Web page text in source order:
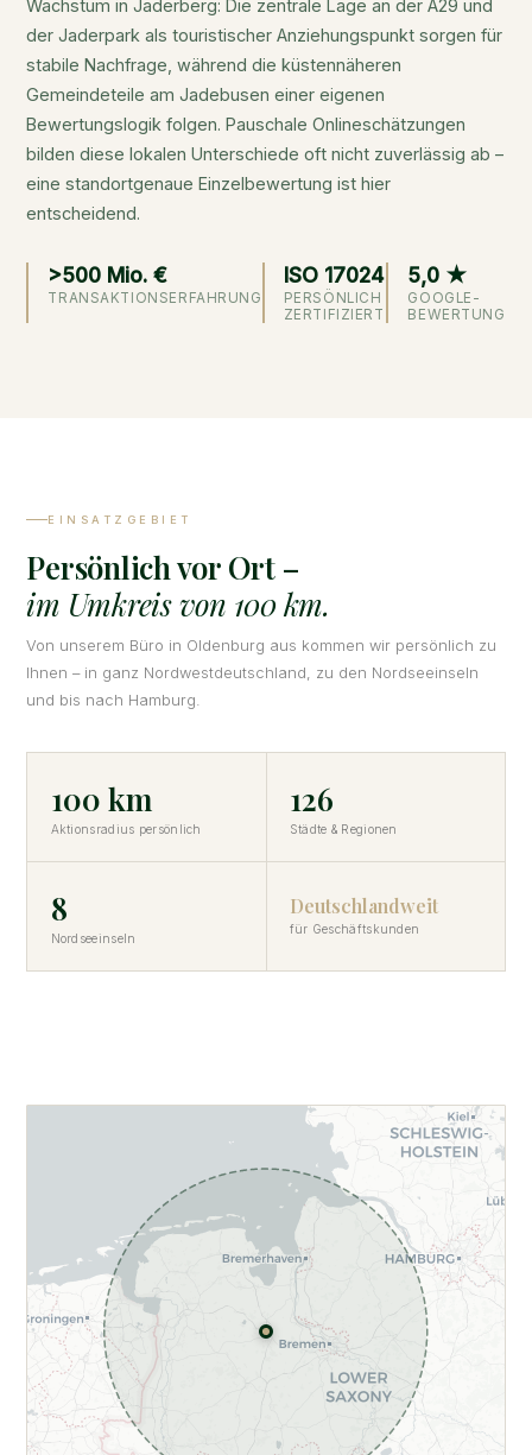
Wachstum in Jaderberg: Die zentrale Lage an der A29 und
der Jaderpark als touristischer Anziehungspunkt sorgen für
stabile Nachfrage, während die küstennäheren
Gemeindeteile am Jadebusen einer eigenen
Bewertungslogik folgen. Pauschale Onlineschätzungen
bilden diese lokalen Unterschiede oft nicht zuverlässig ab –
eine standortgenaue Einzelbewertung ist hier
entscheidend.
>500 Mio. €
TRANSAKTIONSERFAHRUNG
ISO 17024
PERSÖNLICH
ZERTIFIZIERT
5,0 ★
GOOGLE-
BEWERTUNG
EINSATZGEBIET
Persönlich vor Ort –
im Umkreis von 100 km.
Von unserem Büro in Oldenburg aus kommen wir persönlich zu
Ihnen – in ganz Nordwestdeutschland, zu den Nordseeinseln
und bis nach Hamburg.
100 km
Aktionsradius persönlich
126
Städte & Regionen
8
Nordseeinseln
Deutschlandweit
für Geschäftskunden